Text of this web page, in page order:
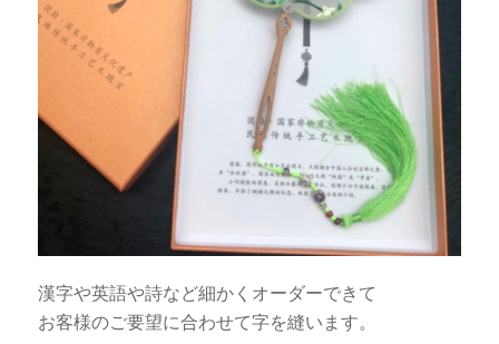
漢字や英語や詩など細かくオーダーできて
お客様のご要望に合わせて字を縫います。